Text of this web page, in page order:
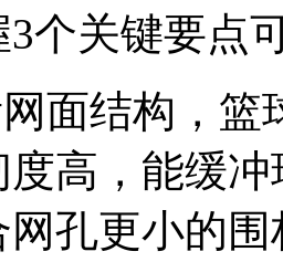
3个关键要点
结构，篮
高，能缓
孔更小的